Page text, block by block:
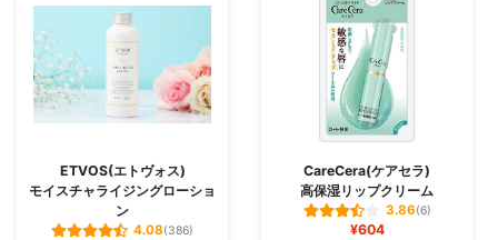
ETVOS(エトヴォス)
モイスチャライジングローショ
ン
4.08(386)
CareCera(ケアセラ)
高保湿リップクリーム
3.86(6)
¥604